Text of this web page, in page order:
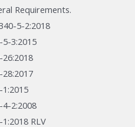
Requirements.
5-2:2018
5-3:2015
4-2:2008
RLV